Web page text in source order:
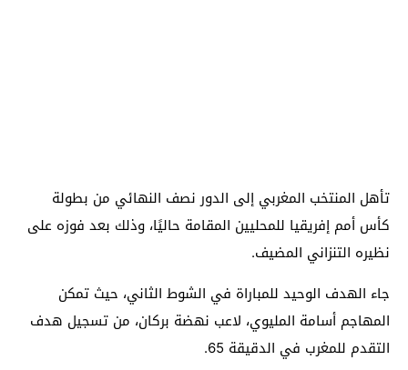
تأهل المنتخب المغربي إلى الدور نصف النهائي من بطولة
كأس أمم إفريقيا للمحليين المقامة حاليًا، وذلك بعد فوزه على
نظيره التنزاني المضيف.
جاء الهدف الوحيد للمباراة في الشوط الثاني، حيث تمكن
المهاجم أسامة المليوي، لاعب نهضة بركان، من تسجيل هدف
التقدم للمغرب في الدقيقة 65.